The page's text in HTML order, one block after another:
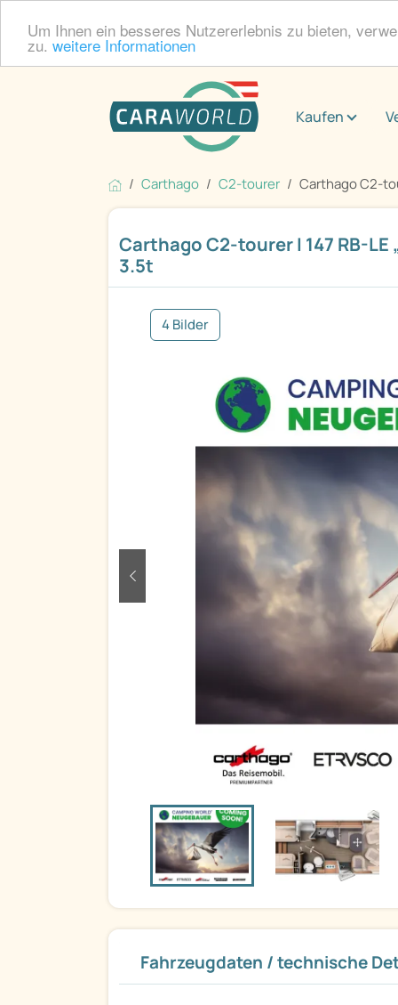
Um Ihnen ein besseres Nutzererlebnis zu bieten,
zu. weitere Informationen
Kaufen
Carthago C2-tourer Carthago C2-
Carthago C2-tourer I 147 RB-
3.5t
4 Bilder
zurück
Fahrzeugdaten / technische